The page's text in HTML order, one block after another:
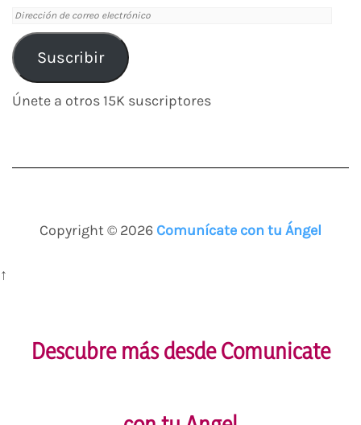
Dirección
de
correo
electrónico
Suscribir
Únete a otros 15K suscriptores
Copyright © 2026 Comunícate con tu Ángel
↑
Descubre más desde Comunicate